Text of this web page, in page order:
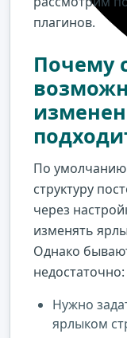
плагинов.
Почему
По умолчанию
структуру
через
изменять
Однако
недостаточно:
Нужно
ярлыком